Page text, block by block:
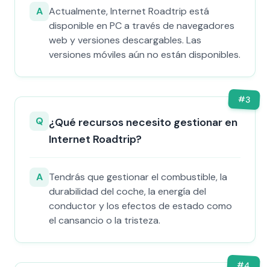
A Actualmente, Internet Roadtrip está
disponible en PC a través de navegadores
web y versiones descargables. Las
versiones móviles aún no están disponibles.
#3
Q ¿Qué recursos necesito gestionar en
Internet Roadtrip?
A Tendrás que gestionar el combustible, la
durabilidad del coche, la energía del
conductor y los efectos de estado como
el cansancio o la tristeza.